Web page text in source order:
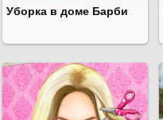
Уборка в доме Барби